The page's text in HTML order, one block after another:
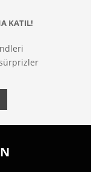
KATIL!